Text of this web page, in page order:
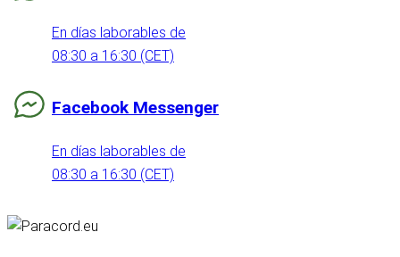
En días laborables de
08:30 a 16:30 (CET)
Facebook Messenger
En días laborables de
08:30 a 16:30 (CET)